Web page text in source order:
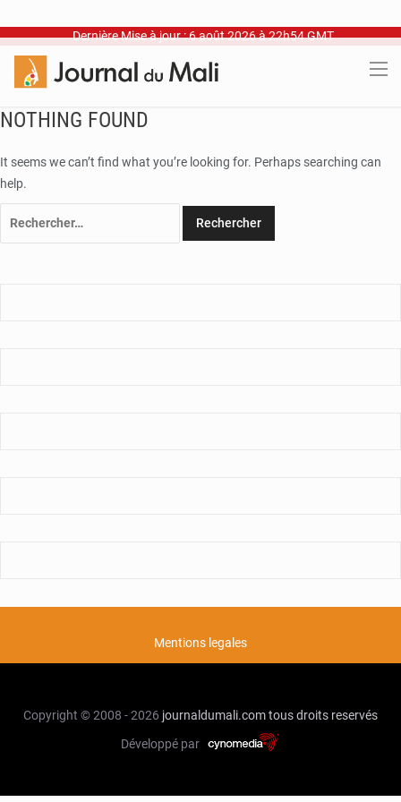
Dernière Mise à jour : 6 août 2026 à 22h54 GMT
NOTHING FOUND
It seems we can’t find what you’re looking for. Perhaps searching can
help.
Mentions legales
Copyright © 2008 - 2026 journaldumali.comtous droits reservés
Développé par